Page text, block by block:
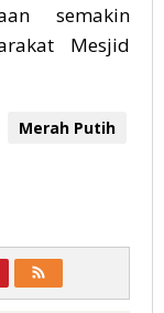
semakin
Mesjid
Merah Putih